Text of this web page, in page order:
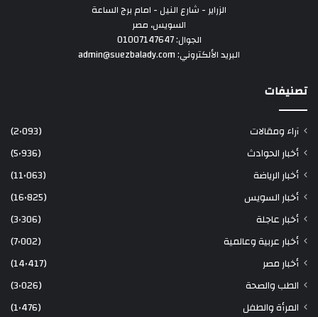
الزراير - شارع النيل - امام برج الساعة
السويس، مصر
الجوال: 01007147647
البريد الألكتروني: admin@suezbalady.com
تصنيفات
آراء ومقالات
(2٬093)
أخبار الحوادث
(5٬936)
أخبار الرياضة
(11٬063)
أخبار السويس
(16٬825)
أخبار عاجلة
(3٬306)
أخبار عربية وعالمية
(7٬002)
أخبار مصر
(14٬417)
الطب والصحة
(3٬026)
المرأة والطفل
(1٬476)